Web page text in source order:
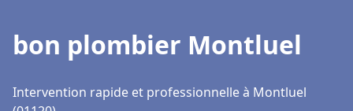
bon plombier Montluel
Intervention rapide et professionnelle à Montluel